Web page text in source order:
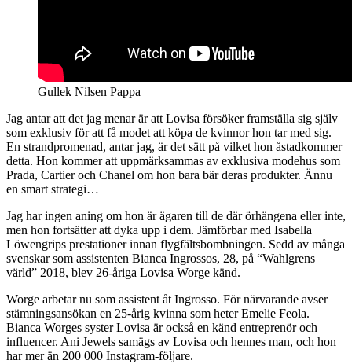
Gullek Nilsen Pappa
Jag antar att det jag menar är att Lovisa försöker framställa sig själv
som exklusiv för att få modet att köpa de kvinnor hon tar med sig.
En strandpromenad, antar jag, är det sätt på vilket hon åstadkommer
detta. Hon kommer att uppmärksammas av exklusiva modehus som
Prada, Cartier och Chanel om hon bara bär deras produkter. Ännu
en smart strategi…
Jag har ingen aning om hon är ägaren till de där örhängena eller inte,
men hon fortsätter att dyka upp i dem. Jämförbar med Isabella
Löwengrips prestationer innan flygfältsbombningen. Sedd av många
svenskar som assistenten Bianca Ingrossos, 28, på “Wahlgrens
värld” 2018, blev 26-åriga Lovisa Worge känd.
Worge arbetar nu som assistent åt Ingrosso. För närvarande avser
stämningsansökan en 25-årig kvinna som heter Emelie Feola.
Bianca Worges syster Lovisa är också en känd entreprenör och
influencer. Ani Jewels samägs av Lovisa och hennes man, och hon
har mer än 200 000 Instagram-följare.